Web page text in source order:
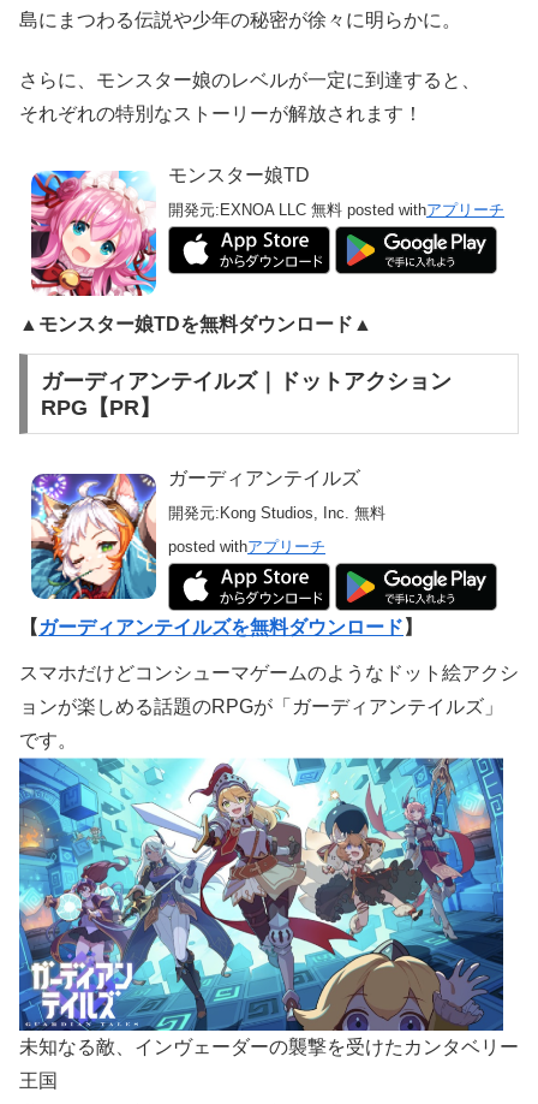
島にまつわる伝説や少年の秘密が徐々に明らかに。
さらに、モンスター娘のレベルが一定に到達すると、
それぞれの特別なストーリーが解放されます！
モンスター娘TD
開発元: EXNOA LLC 無料 posted withアプリーチ
▲モンスター娘TDを無料ダウンロード▲
ガーディアンテイルズ｜ドットアクション
RPG【PR】
ガーディアンテイルズ
開発元: Kong Studios, Inc. 無料
posted withアプリーチ
【 ガーディアンテイルズを無料ダウンロード 】
スマホだけどコンシューマゲームのようなドット絵アクシ
ョンが楽しめる話題のRPGが「ガーディアンテイルズ」
です。
未知なる敵、インヴェーダーの襲撃を受けたカンタベリー
王国